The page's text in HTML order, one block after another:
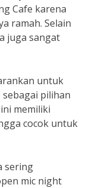
Cafe karena
ramah. Selain
juga sangat
untuk
pilihan
memiliki
cocok untuk
sering
mic night